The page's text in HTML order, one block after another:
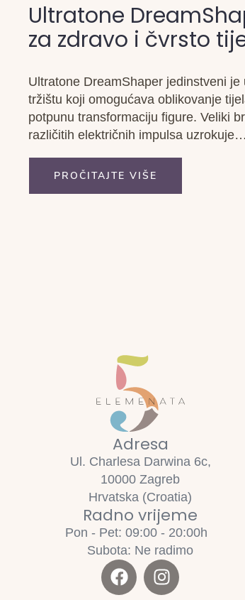
Ultratone
za zdravo i čvrsto
Ultratone DreamShaper jedinstveni je
tržištu koji omogućava oblikovanje
potpunu transformaciju figure. Veliki
različitih električnih impulsa uzrokuje
masne stanice, zateže kožu i
PROČITAJTE VIŠE
Adresa
Ul. Charlesa Darwina 6c,
10000 Zagreb
Hrvatska (Croatia)
Radno vrijeme
Pon - Pet: 09:00 - 20:00h
Subota: Ne radimo